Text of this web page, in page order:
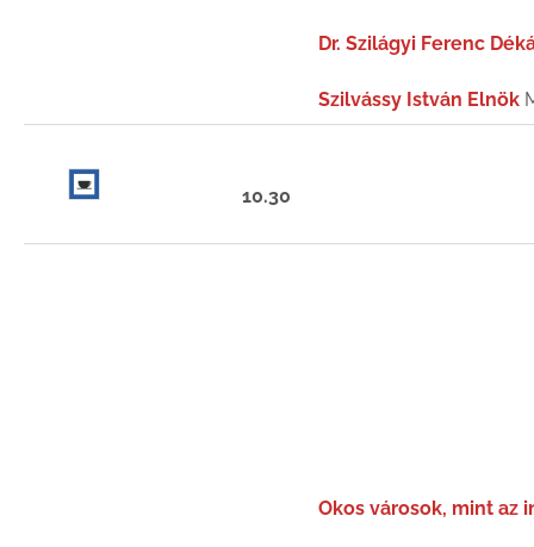
Dr. Szilágyi Ferenc
Szilvássy István Elnök
10.30
Okos városok, mint az